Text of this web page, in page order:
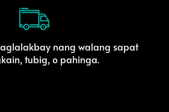
nang walang sapat
tubig, o pahinga.